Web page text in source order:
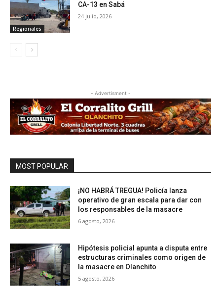
Regionales
CA-13 en Sabá
24 julio, 2026
- Advertisment -
MOST POPULAR
¡NO HABRÁ TREGUA! Policía lanza
operativo de gran escala para dar con
los responsables de la masacre
6 agosto, 2026
Hipótesis policial apunta a disputa entre
estructuras criminales como origen de
la masacre en Olanchito
5 agosto, 2026